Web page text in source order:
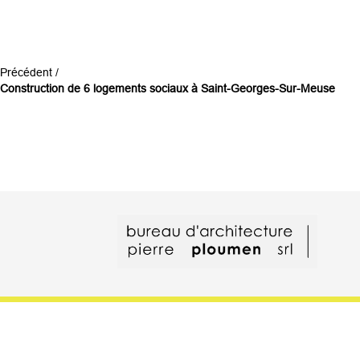
Précédent /
Construction de 6 logements sociaux à Saint-Georges-Sur-Meuse